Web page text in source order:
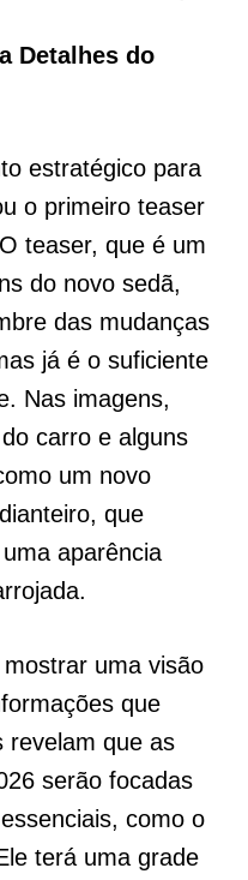
Detalhes do
estratégico para
o primeiro teaser
teaser, que é um
do novo sedã,
das mudanças
já é o suficiente
Nas imagens,
carro e alguns
um novo
que
aparência
uma visão
que
revelam que as
serão focadas
como o
terá uma grade